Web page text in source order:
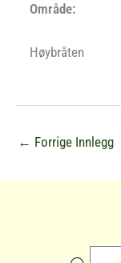
Område:
Høybråten
← Forrige Innlegg